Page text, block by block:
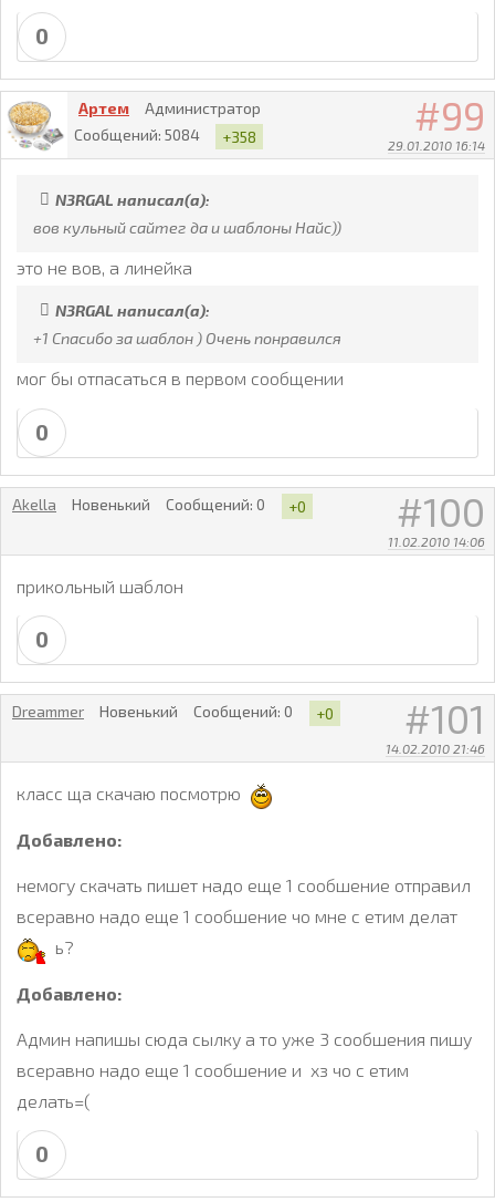
0
99
29.01.2010 16:14
Артем
Администратор
Сообщений: 5084 +358
N3RGAL написал(а):
вов кульный сайтег да и шаблоны Найс))
это не вов, а линейка
N3RGAL написал(а):
+1 Спасибо за шаблон ) Очень понравился
мог бы отпасаться в первом сообщении
0
100
11.02.2010 14:06
Akella Новенький Сообщений: 0 +0
прикольный шаблон
0
101
14.02.2010 21:46
Dreammer Новенький Сообщений: 0 +0
класс ща скачаю посмотрю
Добавлено:
немогу скачать пишет надо еще 1 сообшение отправил
всеравно надо еще 1 сообшение чо мне с етим делат
ь?
Добавлено:
Админ напишы сюда сылку а то уже 3 сообшения пишу
всеравно надо еще 1 сообшение и хз чо с етим
делать=(
0